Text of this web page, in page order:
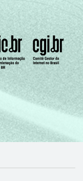
Classe
B, C, D, E).
este